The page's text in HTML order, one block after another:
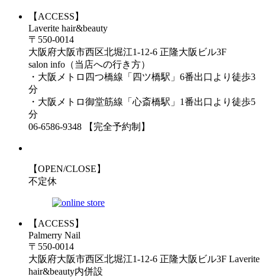
【ACCESS】
Laverite hair&beauty
〒550-0014
大阪府大阪市西区北堀江1-12-6 正隆大阪ビル3F
salon info（当店への行き方）
・大阪メトロ四つ橋線「四ツ橋駅」6番出口より徒歩3
分
・大阪メトロ御堂筋線「心斎橋駅」1番出口より徒歩5
分
06-6586-9348 【完全予約制】
【OPEN/CLOSE】
不定休
【ACCESS】
Palmerry Nail
〒550-0014
大阪府大阪市西区北堀江1-12-6 正隆大阪ビル3F Laverite
hair&beauty内併設